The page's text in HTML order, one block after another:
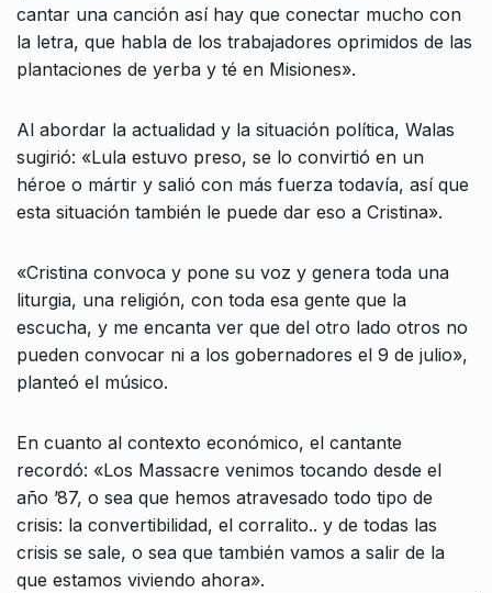
cantar una canción así hay que conectar mucho con
la letra, que habla de los trabajadores oprimidos de las
plantaciones de yerba y té en Misiones».
Al abordar la actualidad y la situación política, Walas
sugirió: «Lula estuvo preso, se lo convirtió en un
héroe o mártir y salió con más fuerza todavía, así que
esta situación también le puede dar eso a Cristina».
«Cristina convoca y pone su voz y genera toda una
liturgia, una religión, con toda esa gente que la
escucha, y me encanta ver que del otro lado otros no
pueden convocar ni a los gobernadores el 9 de julio»,
planteó el músico.
En cuanto al contexto económico, el cantante
recordó: «Los Massacre venimos tocando desde el
año ’87, o sea que hemos atravesado todo tipo de
crisis: la convertibilidad, el corralito.. y de todas las
crisis se sale, o sea que también vamos a salir de la
que estamos viviendo ahora».